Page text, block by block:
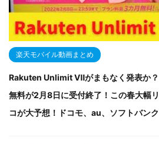
楽天モバイル動画まとめ
Rakuten Unlimit Ⅶがまもなく発表か
無料が2月8日に受付終了！この春大幅
コが大予想！ドコモ、au、ソフトバン